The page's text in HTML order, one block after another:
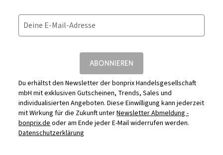
Deine E-Mail-Adresse
ABONNIEREN
Du erhältst den Newsletter der bonprix Handelsgesellschaft
mbH mit exklusiven Gutscheinen, Trends, Sales und
individualisierten Angeboten. Diese Einwilligung kann jederzeit
mit Wirkung für die Zukunft unterNewsletter Abmeldung -
bonprix.deoder am Ende jeder E-Mail widerrufen werden.
Datenschutzerklärung